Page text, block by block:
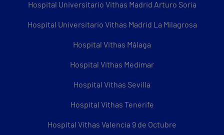
Hospital Universitario Vithas Madrid Arturo Soria
Hospital Universitario Vithas Madrid La Milagrosa
Hospital Vithas Málaga
Hospital Vithas Medimar
Hospital Vithas Sevilla
Hospital Vithas Tenerife
Hospital Vithas Valencia 9 de Octubre